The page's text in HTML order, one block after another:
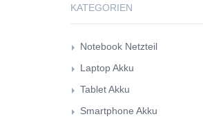
KATEGORIEN
Notebook Netzteil
Laptop Akku
Tablet Akku
Smartphone Akku